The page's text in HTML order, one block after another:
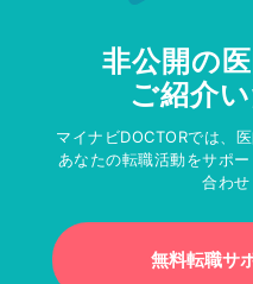
非公開の
ご紹介
マイナビDOCTORでは、
あなたの転職活動をサポ
合わせ
無料転職サ